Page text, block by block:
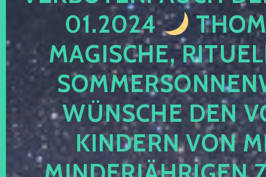
01.2024
MAGISCHE,
WÜNSCHE DEN
KINDERN VON